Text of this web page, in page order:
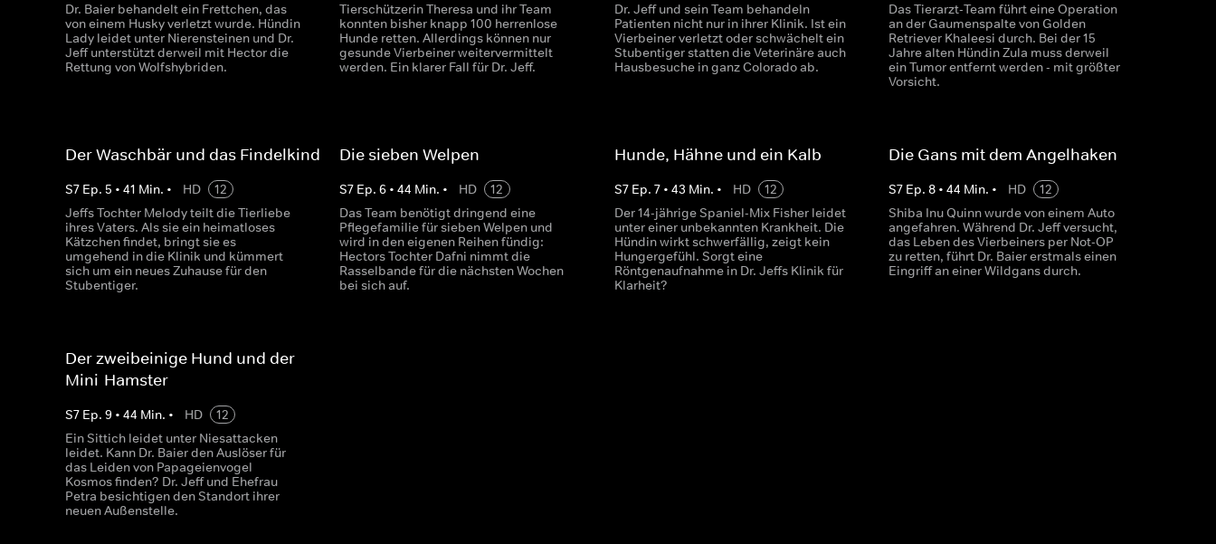
Dr. Baier behandelt ein Frettchen, das
von einem Husky verletzt wurde. Hündin
Lady leidet unter Nierensteinen und Dr.
Jeff unterstützt derweil mit Hector die
Rettung von Wolfshybriden.
Tierschützerin Theresa und ihr Team
konnten bisher knapp 100 herrenlose
Hunde retten. Allerdings können nur
gesunde Vierbeiner weitervermittelt
werden. Ein klarer Fall für Dr. Jeff.
Dr. Jeff und sein Team behandeln
Patienten nicht nur in ihrer Klinik. Ist ein
Vierbeiner verletzt oder schwächelt ein
Stubentiger statten die Veterinäre auch
Hausbesuche in ganz Colorado ab.
Das Tierarzt-Team führt eine Operation
an der Gaumenspalte von Golden
Retriever Khaleesi durch. Bei der 15
Jahre alten Hündin Zula muss derweil
ein Tumor entfernt werden - mit größter
Vorsicht.
Der Waschbär und das Findelkind
S7 Ep. 5 • 41 Min. • HD
12
Jeffs Tochter Melody teilt die Tierliebe
ihres Vaters. Als sie ein heimatloses
Kätzchen findet, bringt sie es
umgehend in die Klinik und kümmert
sich um ein neues Zuhause für den
Stubentiger.
Die sieben Welpen
S7 Ep.6 •44 Min. • HD
12
Das Team benötigt dringend eine
Pflegefamilie für sieben Welpen und
wird in den eigenen Reihen fündig:
Hectors Tochter Dafni nimmt die
Rasselbande für die nächsten Wochen
bei sich auf.
Hunde, Hähne und ein Kalb
S7 Ep. 7• 43 Min. • HD
12
Der 14-jährige Spaniel-Mix Fisher leidet
unter einer unbekannten Krankheit. Die
Hündin wirkt schwerfällig, zeigt kein
Hungergefühl. Sorgt eine
Röntgenaufnahme in Dr. Jeffs Klinik für
Klarheit?
Die Gans mit dem Angelhaken
S7 Ep. 8• 44 Min. • HD
12
Shiba Inu Quinn wurde von einem Auto
angefahren. Während Dr. Jeff versucht,
das Leben des Vierbeiners per Not-OP
zu retten, führt Dr. Baier erstmals einen
Eingriff an einer Wildgans durch.
Der zweibeinige Hund und der
Mini-Hamster
S7 Ep. 9 • 44 Min. • HD
12
Ein Sittich leidet unter Niesattacken
leidet. Kann Dr. Baier den Auslöser für
das Leiden von Papageienvogel
Kosmos finden? Dr. Jeff und Ehefrau
Petra besichtigen den Standort ihrer
neuen Außenstelle.